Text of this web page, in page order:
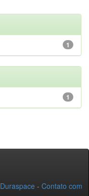
1
1
Duraspace - Contato com